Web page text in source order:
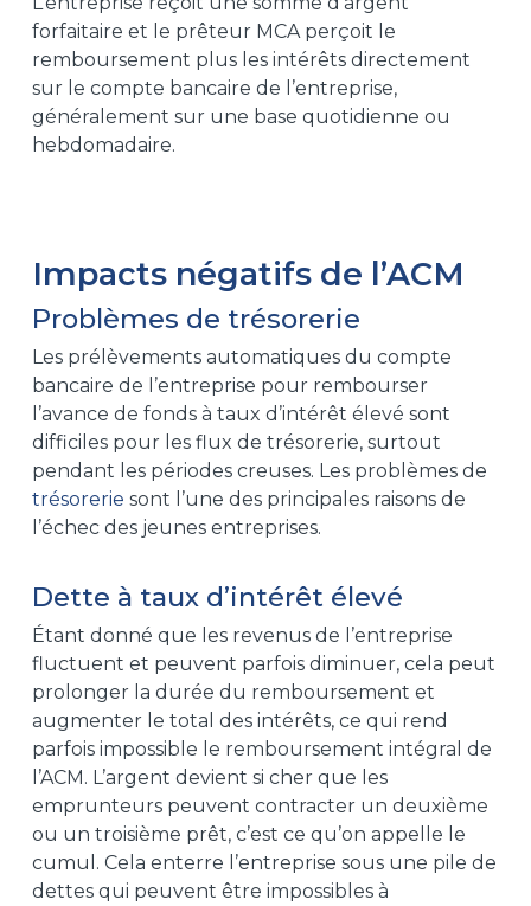
forfaitaire et le prêteur MCA perçoit le
remboursement plus les intérêts directement
sur le compte bancaire de l’entreprise,
généralement sur une base quotidienne ou
hebdomadaire.
Impacts négatifs de l’ACM
Problèmes de trésorerie
Les prélèvements automatiques du compte
bancaire de l’entreprise pour rembourser
l’avance de fonds à taux d’intérêt élevé sont
difficiles pour les flux de trésorerie, surtout
pendant les périodes creuses. Les problèmes de
trésorerie sont l’une des principales raisons de
l’échec des jeunes entreprises.
Dette à taux d’intérêt élevé
Étant donné que les revenus de l’entreprise
fluctuent et peuvent parfois diminuer, cela peut
prolonger la durée du remboursement et
augmenter le total des intérêts, ce qui rend
parfois impossible le remboursement intégral de
l’ACM. L’argent devient si cher que les
emprunteurs peuvent contracter un deuxième
ou un troisième prêt, c’est ce qu’on appelle le
cumul. Cela enterre l’entreprise sous une pile de
dettes qui peuvent être impossibles à